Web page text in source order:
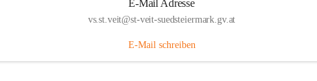
E-Mail Adresse
vs.st.veit@st-veit-suedsteiermark.gv.at
E-Mail schreiben